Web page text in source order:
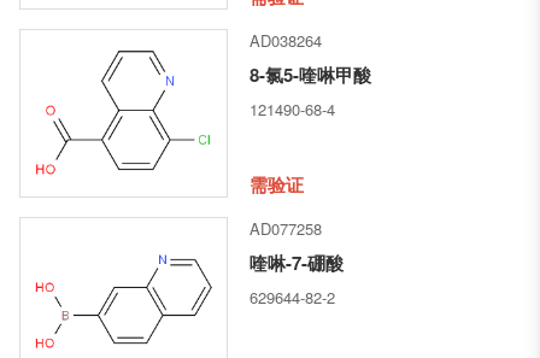
AD038264
8-氯5-喹啉甲酸
121490-68-4
需验证
AD077258
喹啉-7-硼酸
629644-82-2